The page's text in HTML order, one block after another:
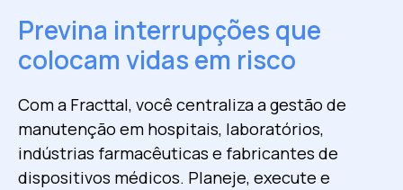
Previna interrupções que
colocam vidas em risco
Com a Fracttal, você centraliza a gestão de
manutenção em hospitais, laboratórios,
indústrias farmacêuticas e fabricantes de
dispositivos médicos. Planeje, execute e